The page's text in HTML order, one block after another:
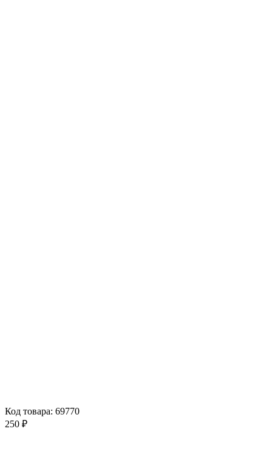
Код товара: 69770
250 ₽